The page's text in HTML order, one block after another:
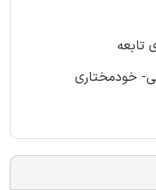
تابعه
خودمختاری